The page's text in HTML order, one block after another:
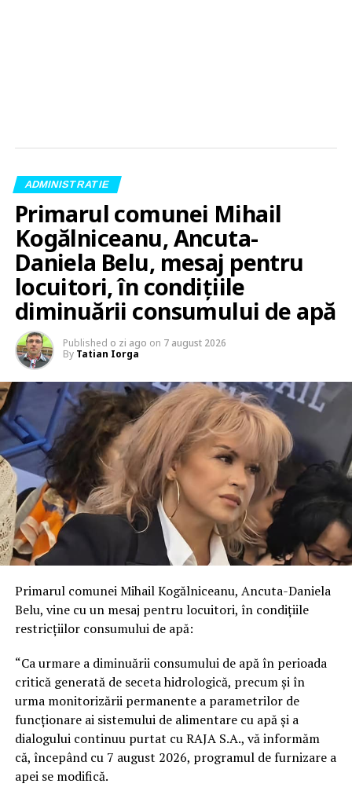
ADMINISTRATIE
Primarul comunei Mihail
Kogălniceanu, Ancuta-
Daniela Belu, mesaj pentru
locuitori, în condițiile
diminuării consumului de apă
Published o zi ago on 7 august 2026
By Tatian Iorga
Primarul comunei Mihail Kogălniceanu, Ancuta-Daniela
Belu, vine cu un mesaj pentru locuitori, în condițiile
restricțiilor consumului de apă:
“Ca urmare a diminuării consumului de apă în perioada
critică generată de seceta hidrologică, precum și în
urma monitorizării permanente a parametrilor de
funcționare ai sistemului de alimentare cu apă și a
dialogului continuu purtat cu RAJA S.A., vă informăm
că, începând cu 7 august 2026, programul de furnizare a
apei se modifică.